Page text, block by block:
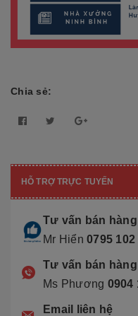
Chia sẻ:
HỖ TRỢ TRỰC TUYẾN
Tư vấn bán
Mr Hiển 0795 102
Tư vấn bán hàng
Ms Phương 0904
Email liên hệ